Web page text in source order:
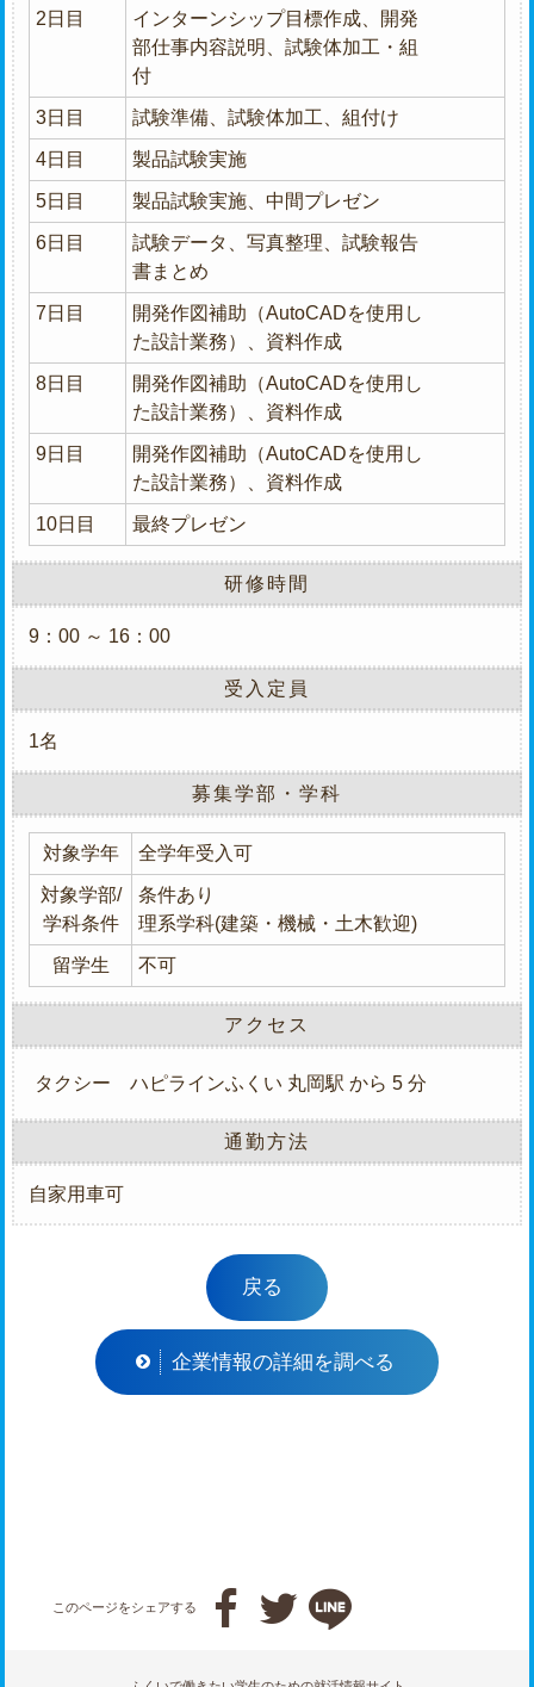
2日目
インターンシップ目標作成、開発
部仕事内容説明、試験体加工・組
付
3日目 試験準備、試験体加工、組付け
4日目 製品試験実施
5日目 製品試験実施、中間プレゼン
6日目
試験データ、写真整理、試験報告
書まとめ
7日目
開発作図補助（AutoCADを使用し
た設計業務）、資料作成
8日目
開発作図補助（AutoCADを使用し
た設計業務）、資料作成
9日目
開発作図補助（AutoCADを使用し
た設計業務）、資料作成
10日目 最終プレゼン
研修時間
9：00 ～ 16：00
受入定員
1名
募集学部・学科
対象学年 全学年受入可
対象学部/
学科条件
条件あり
理系学科(建築・機械・土木歓迎)
留学生 不可
アクセス
タクシー ハピラインふくい 丸岡駅 から 5 分
通勤方法
自家用車可
戻る
企業情報の詳細を調べる
このページをシェアする   